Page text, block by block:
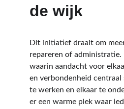
de wijk
Dit initiatief draait om
repareren of administratie.
waarin aandacht voor
en verbondenheid centraal
te werken en elkaar te
er een warme plek waar